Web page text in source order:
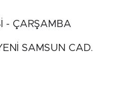
- ÇARŞAMBA
SAMSUN CAD.